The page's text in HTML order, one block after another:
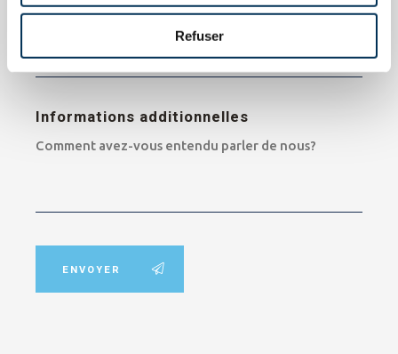
Refuser
Préférence de contact
Matin
Informations additionnelles
ENVOYER